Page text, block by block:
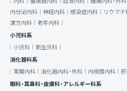
内分泌内科｜ 神経内科｜ 感染症内科｜ リウマチ
漢方内科｜ 老年内科｜
小児科系
小児科｜ 新生児科｜
消化器科系
胃腸内科｜ 消化器内科・外科｜ 内視鏡内科｜ 肝
眼科・耳鼻科・皮膚科・アレルギー科系